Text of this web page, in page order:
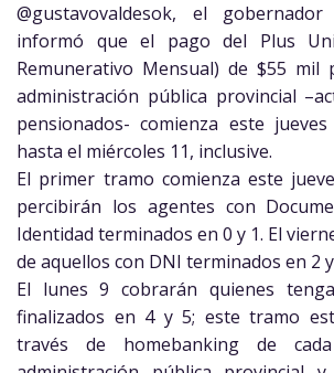
@gustavovaldesok, el gobernador
informó que el pago del Plus
Remunerativo Mensual) de $55
administración pública provincial
pensionados- comienza este
hasta el miércoles 11, inclusive.
El primer tramo comienza este
percibirán los agentes con
Identidad terminados en 0 y 1. El
de aquellos con DNI terminados en 2
El lunes 9 cobrarán quienes
finalizados en 4 y 5; este tramo
través de homebanking de